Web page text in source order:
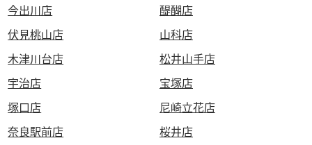
今出川店
醍醐店
伏見桃山店
山科店
木津川台店
松井山手店
宇治店
宝塚店
塚口店
尼崎立花店
奈良駅前店
桜井店